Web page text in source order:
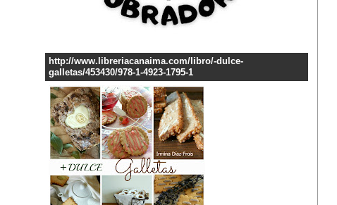
http://www.libreriacanaima.com/libro/-dulce-
galletas/453430/978-1-4923-1795-1